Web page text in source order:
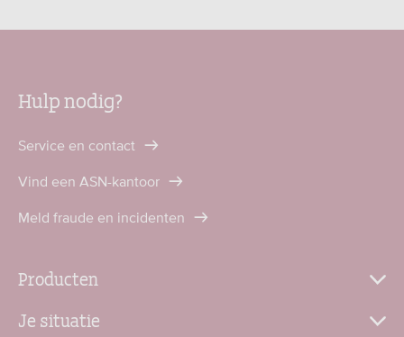
Hulp nodig?
Service en contact
Vind een ASN-kantoor
Meld fraude en incidenten
Producten
Je situatie